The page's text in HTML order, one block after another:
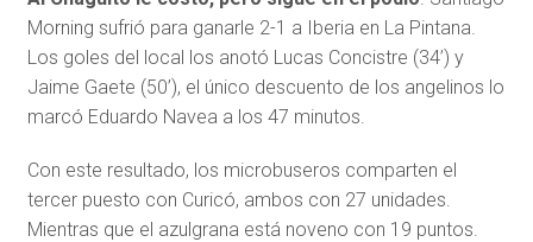
Morning sufrió para ganarle 2-1 a Iberia en La Pintana.
Los goles del local los anotó Lucas Concistre (34’) y
Jaime Gaete (50’), el único descuento de los angelinos lo
marcó Eduardo Navea a los 47 minutos.
Con este resultado, los microbuseros comparten el
tercer puesto con Curicó, ambos con 27 unidades.
Mientras que el azulgrana está noveno con 19 puntos.